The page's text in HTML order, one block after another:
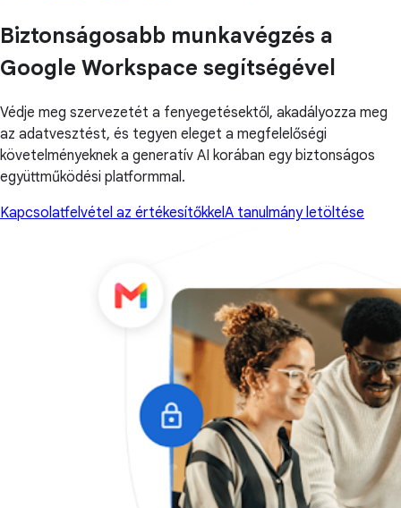
Biztonságosabb munkavégzés a
Google Workspace segítségével
Védje meg szervezetét a fenyegetésektől, akadályozza meg
az adatvesztést, és tegyen eleget a megfelelőségi
követelményeknek a generatív AI korában egy biztonságos
együttműködési platformmal.
Kapcsolatfelvétel az értékesítőkkel A tanulmány letöltése